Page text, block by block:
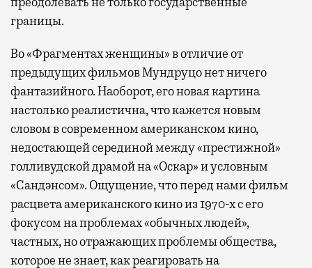
границы.
Во «Фрагментах женщины» в отличие от
предыдущих фильмов Мундруцо нет ничего
фантазийного. Наоборот, его новая картина
настолько реалистична, что кажется новым
словом в современном американском кино,
недостающей серединой между «престижной»
голливудской драмой на «Оскар» и условным
«Сандэнсом». Ощущение, что перед нами фильм
расцвета американского кино из 1970-х с его
фокусом на проблемах «обычных людей»,
частных, но отражающих проблемы общества,
которое не знает, как реагировать на